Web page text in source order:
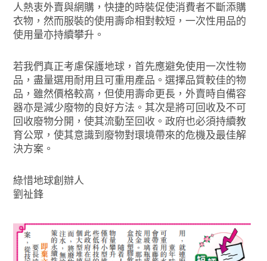
人熱衷外賣與網購，快捷的時裝促使消費者不斷添購
衣物，然而服裝的使用壽命相對較短，一次性用品的
使用量亦持續攀升。
若我們真正考慮保護地球，首先應避免使用一次性物
品，盡量選用耐用且可重用產品。選擇品質較佳的物
品，雖然價格較高，但使用壽命更長，外賣時自備容
器亦是減少廢物的良好方法。其次是將可回收及不可
回收廢物分開，使其流動至回收。政府也必須持續教
育公眾，使其意識到廢物對環境帶來的危機及最佳解
決方案。
綠惜地球創辦人
劉祉鋒